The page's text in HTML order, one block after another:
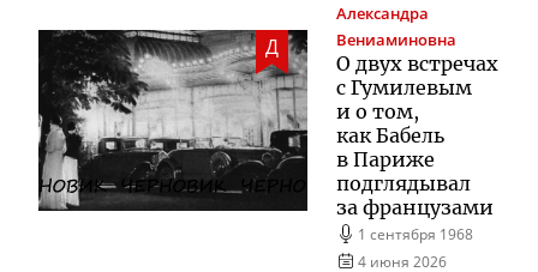
Д
Александра
Вениаминовна
О двух встречах
с Гумилевым
и о том,
как Бабель
в Париже
подглядывал
за французами
1 сентября 1968
4 июня 2026